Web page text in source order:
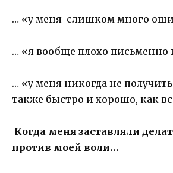
… «у меня слишком много
… «я вообще плохо письменно
… «у меня никогда не
также быстро и хорошо, как
Когда меня заставляли
против моей воли…